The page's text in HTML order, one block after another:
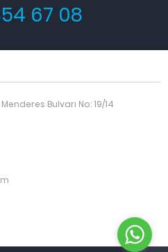
67 08
Bulvarı No: 19/14